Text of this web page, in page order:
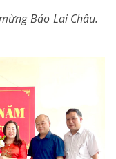
Báo Lai Châu.